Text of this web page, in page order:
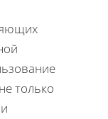
только